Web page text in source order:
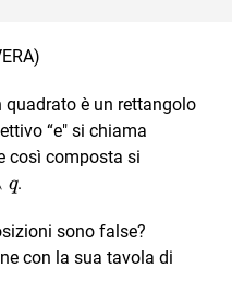
quadrato è un rettangolo
“e" si chiama
così composta si
q.
sono false?
con la sua tavola di